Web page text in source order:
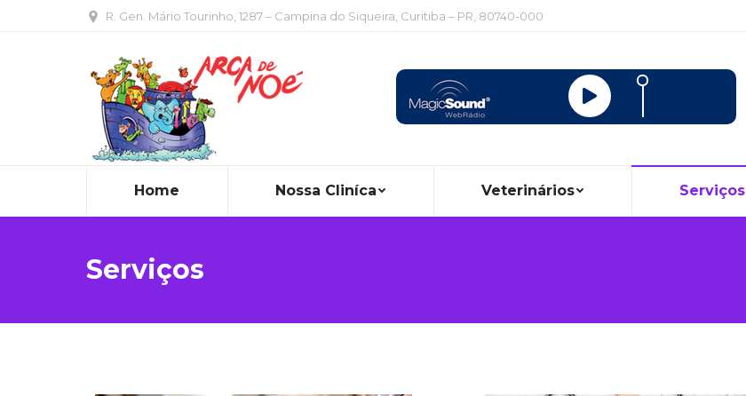
R. Gen. Mário Tourinho, 1287 – Campina do Siqueira, Curitiba – PR, 80740-000
Home Nossa Cliníca Veterinários Serviços
Serviços